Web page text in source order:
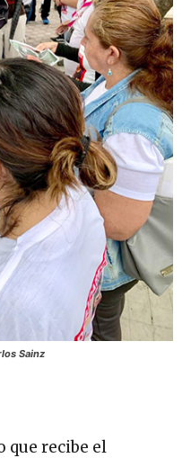
Sainz
que recibe el